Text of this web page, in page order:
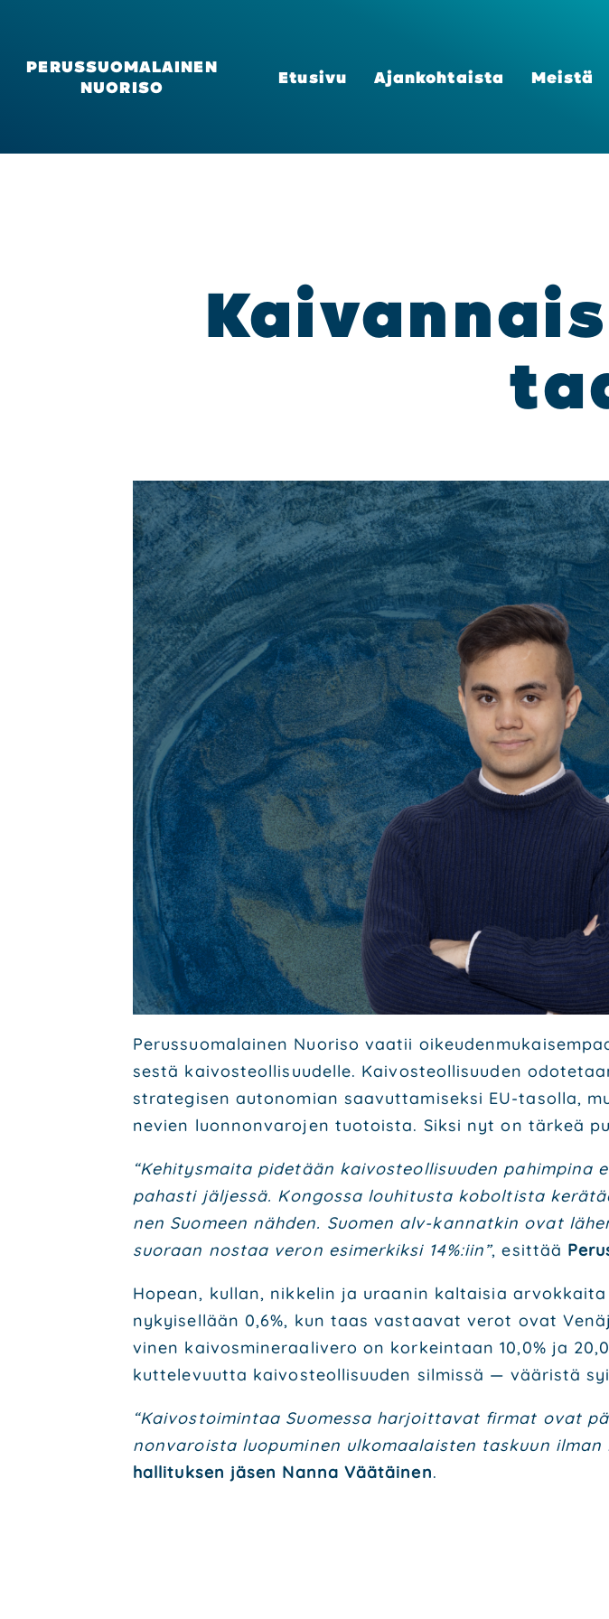
PERUSSUOMALAINEN
NUORISO
Etusi­vu Ajan­koh­tais­ta Meis­tä
Perus­suo­ma­lai­nen Nuo­ri­so vaa­tii
ses­tä kai­vos­teol­li­suu­del­le. Kai­vos­teol­li­suu­den
stra­te­gi­sen auto­no­mian saa­vut­ta­mi­sek­si EU-tasol­la,
ne­vien luon­non­va­ro­jen tuo­tois­ta. Sik­si nyt on tär­keä
“Kehi­tys­mai­ta pide­tään kai­vos­teol­li­suu­den pahim­pi­na
pahas­ti jäl­jes­sä. Kon­gos­sa lou­hi­tus­ta kobol­tis­ta
nen Suo­meen näh­den. Suo­men alv-kan­nat­kin ovat
suo­raan nos­taa veron esi­mer­kik­si 14%:iin”, esit­tää
Hopean, kul­lan, nik­ke­lin ja uraa­nin kal­tai­sia
nykyi­sel­lään 0,6%, kun taas vas­taa­vat verot ovat
vi­nen kai­vos­mi­ne­raa­li­ve­ro on kor­kein­taan 10,0% ja
kut­te­le­vuut­ta kai­vos­teol­li­suu­den sil­mis­sä — vää­ris­tä
“Kai­vos­toi­min­taa Suo­mes­sa har­joit­ta­vat fir­mat ovat
non­va­rois­ta luo­pu­mi­nen ulko­maa­lais­ten tas­kuun
hal­li­tuk­sen jäsen Nan­na Vää­täi­nen.